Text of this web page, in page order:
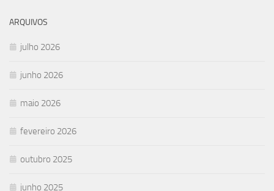
ARQUIVOS
julho 2026
junho 2026
maio 2026
fevereiro 2026
outubro 2025
junho 2025